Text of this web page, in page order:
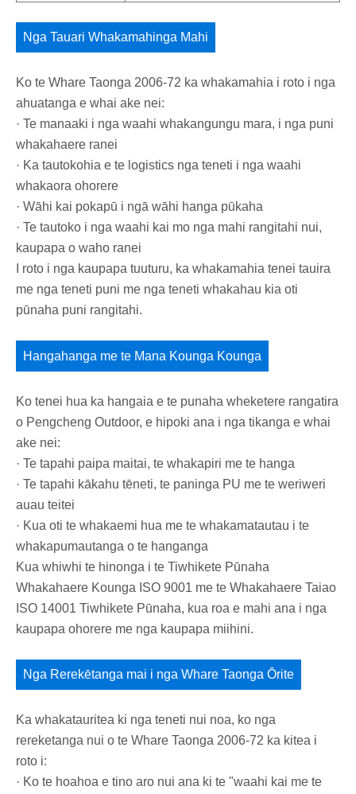
Nga Tauari Whakamahinga Mahi
Ko te Whare Taonga 2006-72 ka whakamahia i roto i nga
ahuatanga e whai ake nei:
· Te manaaki i nga waahi whakangungu mara, i nga puni
whakahaere ranei
· Ka tautokohia e te logistics nga teneti i nga waahi
whakaora ohorere
· Wāhi kai pokapū i ngā wāhi hanga pūkaha
· Te tautoko i nga waahi kai mo nga mahi rangitahi nui,
kaupapa o waho ranei
I roto i nga kaupapa tuuturu, ka whakamahia tenei tauira
me nga teneti puni me nga teneti whakahau kia oti
pūnaha puni rangitahi.
Hangahanga me te Mana Kounga Kounga
Ko tenei hua ka hangaia e te punaha wheketere rangatira
o Pengcheng Outdoor, e hipoki ana i nga tikanga e whai
ake nei:
· Te tapahi paipa maitai, te whakapiri me te hanga
· Te tapahi kākahu tēneti, te paninga PU me te weriweri
auau teitei
· Kua oti te whakaemi hua me te whakamatautau i te
whakapumautanga o te hanganga
Kua whiwhi te hinonga i te Tiwhikete Pūnaha
Whakahaere Kounga ISO 9001 me te Whakahaere Taiao
ISO 14001 Tiwhikete Pūnaha, kua roa e mahi ana i nga
kaupapa ohorere me nga kaupapa miihini.
Nga Rerekētanga mai i nga Whare Taonga Ōrite
Ka whakatauritea ki nga teneti nui noa, ko nga
rereketanga nui o te Whare Taonga 2006-72 ka kitea i
roto i:
· Ko te hoahoa e tino aro nui ana ki te "waahi kai me te